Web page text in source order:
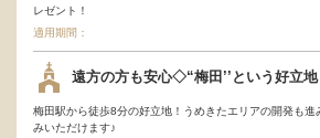
レゼント！
適用期間：
遠方の方も安心◇“梅田’’という好立地
梅田駅から徒歩8分の好立地！うめきたエリアの開発も進
みいただけます♪